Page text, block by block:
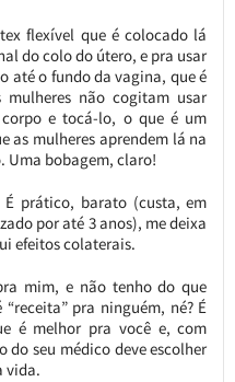
flexível que é colocado lá
do colo do útero, e pra usar
até o fundo da vagina, que é
mulheres não cogitam usar
e tocá-lo, o que é um
as mulheres aprendem lá na
Uma bobagem, claro!
prático, barato (custa, em
por até 3 anos), me deixa
efeitos colaterais.
mim, e não tenho do que
pra ninguém, né? É
é melhor pra você e, com
seu médico deve escolher
vida.